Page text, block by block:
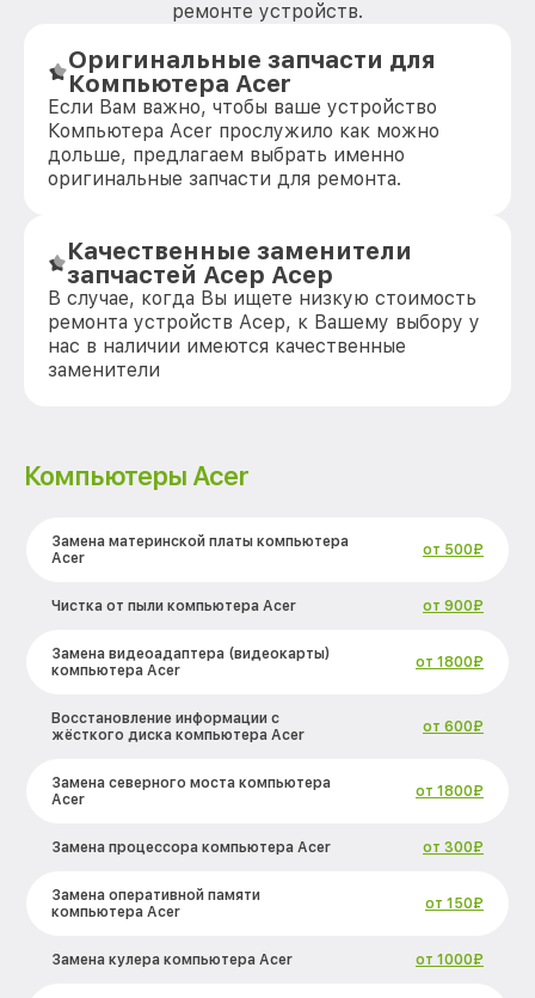
ремонте устройств.
Оригинальные запчасти для
Компьютера Acer
Если Вам важно, чтобы ваше устройство
Компьютера Acer прослужило как можно
дольше, предлагаем выбрать именно
оригинальные запчасти для ремонта.
Качественные заменители
запчастей Асер Асер
В случае, когда Вы ищете низкую стоимость
ремонта устройств Асер, к Вашему выбору у
нас в наличии имеются качественные
заменители
Компьютеры Acer
Замена материнской платы компьютера
Acer
от 500₽
Чистка от пыли компьютера Acer от 900₽
Замена видеоадаптера (видеокарты)
компьютера Acer
от 1800₽
Восстановление информации с
жёсткого диска компьютера Acer
от 600₽
Замена северного моста компьютера
Acer
от 1800₽
Замена процессора компьютера Acer от 300₽
Замена оперативной памяти
компьютера Acer
от 150₽
Замена кулера компьютера Acer от 1000₽